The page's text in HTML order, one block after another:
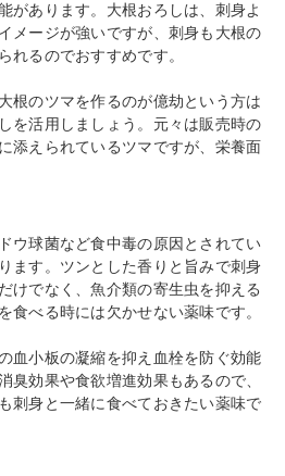
があります。大根おろしは、刺身よ
メージが強いですが、刺身も大根の
れるのでおすすめです。
根のツマを作るのが億劫という方は
を活用しましょう。元々は販売時の
添えられているツマですが、栄養面
ウ球菌など食中毒の原因とされてい
ます。ツンとした香りと旨みで刺身
けでなく、魚介類の寄生虫を抑える
食べる時には欠かせない薬味です。
血小板の凝縮を抑え血栓を防ぐ効能
臭効果や食欲増進効果もあるので、
刺身と一緒に食べておきたい薬味で